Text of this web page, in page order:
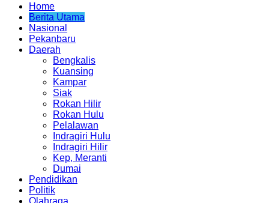
Home
Berita Utama
Nasional
Pekanbaru
Daerah
Bengkalis
Kuansing
Kampar
Siak
Rokan Hilir
Rokan Hulu
Pelalawan
Indragiri Hulu
Indragiri Hilir
Kep, Meranti
Dumai
Pendidikan
Politik
Olahraga